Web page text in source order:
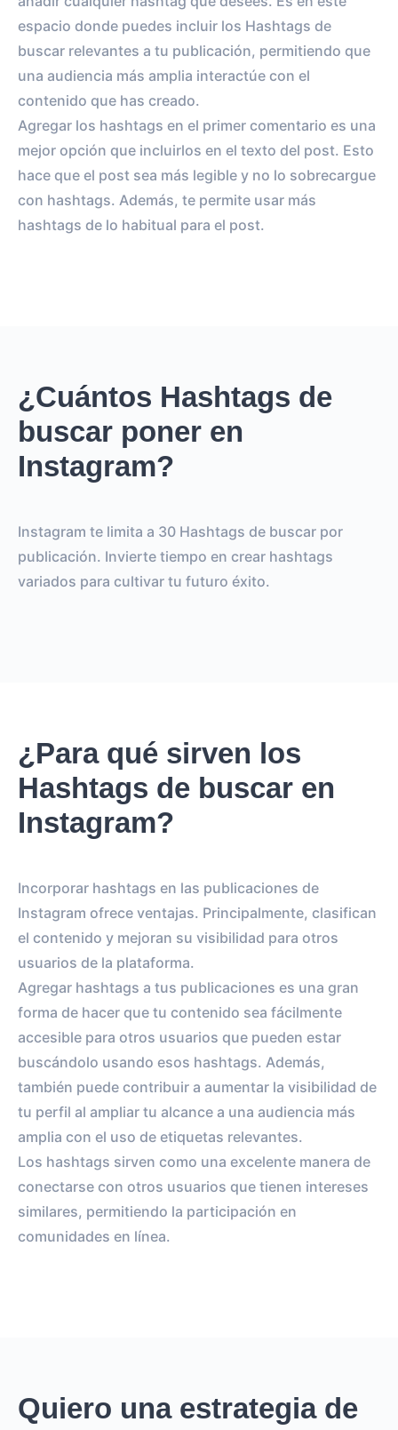
espacio donde puedes incluir los Hashtags de
buscar relevantes a tu publicación, permitiendo que
una audiencia más amplia interactúe con el
contenido que has creado.
Agregar los hashtags en el primer comentario es una
mejor opción que incluirlos en el texto del post. Esto
hace que el post sea más legible y no lo sobrecargue
con hashtags. Además, te permite usar más
hashtags de lo habitual para el post.
¿Cuántos Hashtags de
buscar poner en
Instagram?
Instagram te limita a 30 Hashtags de buscar por
publicación. Invierte tiempo en crear hashtags
variados para cultivar tu futuro éxito.
¿Para qué sirven los
Hashtags de buscar en
Instagram?
Incorporar hashtags en las publicaciones de
Instagram ofrece ventajas. Principalmente, clasifican
el contenido y mejoran su visibilidad para otros
usuarios de la plataforma.
Agregar hashtags a tus publicaciones es una gran
forma de hacer que tu contenido sea fácilmente
accesible para otros usuarios que pueden estar
buscándolo usando esos hashtags. Además,
también puede contribuir a aumentar la visibilidad de
tu perfil al ampliar tu alcance a una audiencia más
amplia con el uso de etiquetas relevantes.
Los hashtags sirven como una excelente manera de
conectarse con otros usuarios que tienen intereses
similares, permitiendo la participación en
comunidades en línea.
Quiero una estrategia de